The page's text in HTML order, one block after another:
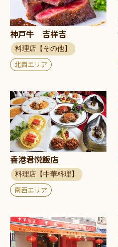
神戸牛 吉祥吉
料理店【その他】
北西エリア
香港君悦飯店
料理店【中華料理】
南西エリア